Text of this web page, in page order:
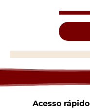
Acesso rápido